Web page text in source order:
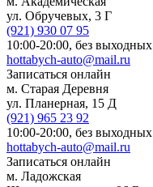
ул. Обручевых, 3 Г
(921) 930 07 95
10:00-20:00, без выходных
hottabych-auto@mail.ru
Записаться онлайн
м. Старая Деревня
ул. Планерная, 15 Д
(921) 965 23 92
10:00-20:00, без выходных
hottabych-auto@mail.ru
Записаться онлайн
м. Ладожская